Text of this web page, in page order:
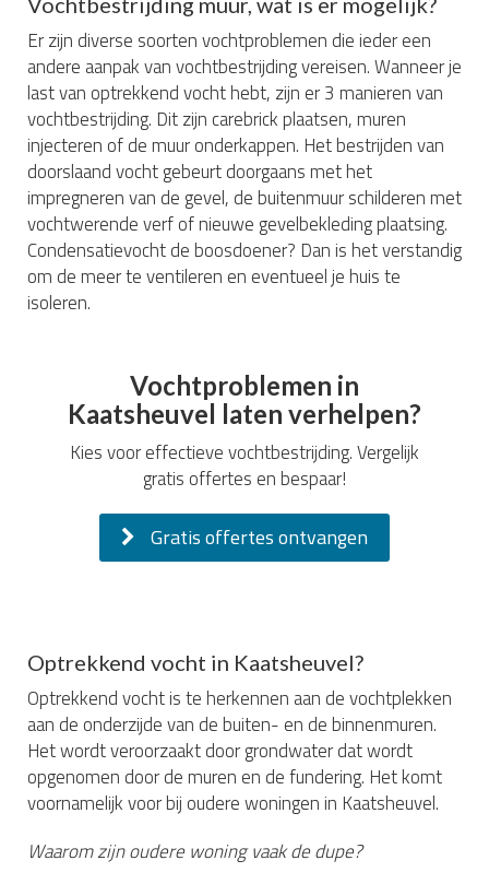
Er zijn diverse soorten vochtproblemen die ieder een
andere aanpak van vochtbestrijding vereisen. Wanneer je
last van optrekkend vocht hebt, zijn er 3 manieren van
vochtbestrijding. Dit zijn carebrick plaatsen, muren
injecteren of de muur onderkappen. Het bestrijden van
doorslaand vocht gebeurt doorgaans met het
impregneren van de gevel, de buitenmuur schilderen met
vochtwerende verf of nieuwe gevelbekleding plaatsing.
Condensatievocht de boosdoener? Dan is het verstandig
om de meer te ventileren en eventueel je huis te
isoleren.
Vochtproblemen in
Kaatsheuvel laten verhelpen?
Kies voor effectieve vochtbestrijding. Vergelijk
gratis offertes en bespaar!
Gratis offertes ontvangen
Optrekkend vocht in Kaatsheuvel?
Optrekkend vocht is te herkennen aan de vochtplekken
aan de onderzijde van de buiten- en de binnenmuren.
Het wordt veroorzaakt door grondwater dat wordt
opgenomen door de muren en de fundering. Het komt
voornamelijk voor bij oudere woningen in Kaatsheuvel.
Waarom zijn oudere woning vaak de dupe?